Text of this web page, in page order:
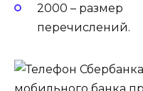
2000 – размер
перечислений.